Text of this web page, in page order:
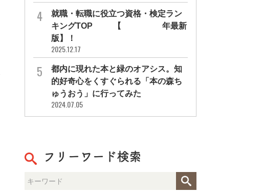
就職・転職に役立つ資格・検定ラン
キングTOP30【2026年最新
版】！
2025.12.17
都内に現れた本と緑のオアシス。知
的好奇心をくすぐられる「本の森ち
ゅうおう」に行ってみた
2024.07.05
フリーワード検索